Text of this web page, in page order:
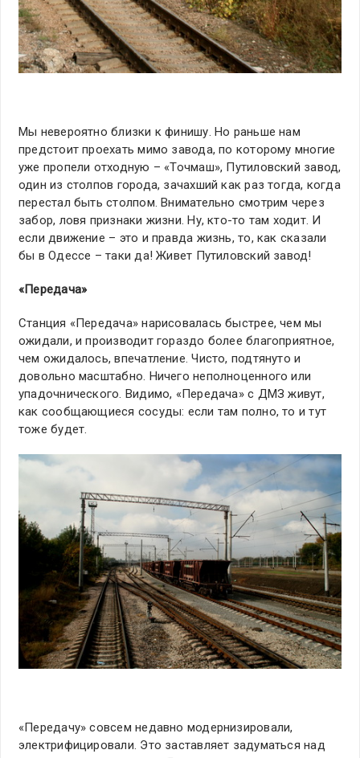
Мы невероятно близки к финишу. Но раньше нам
предстоит проехать мимо завода, по которому многие
уже пропели отходную – «Точмаш», Путиловский завод,
один из столпов города, зачахший как раз тогда, когда
перестал быть столпом. Внимательно смотрим через
забор, ловя признаки жизни. Ну, кто-то там ходит. И
если движение – это и правда жизнь, то, как сказали
бы в Одессе – таки да! Живет Путиловский завод!
«Передача»
Станция «Передача» нарисовалась быстрее, чем мы
ожидали, и производит гораздо более благоприятное,
чем ожидалось, впечатление. Чисто, подтянуто и
довольно масштабно. Ничего неполноценного или
упадочнического. Видимо, «Передача» с ДМЗ живут,
как сообщающиеся сосуды: если там полно, то и тут
тоже будет.
«Передачу» совсем недавно модернизировали,
электрифицировали. Это заставляет задуматься над